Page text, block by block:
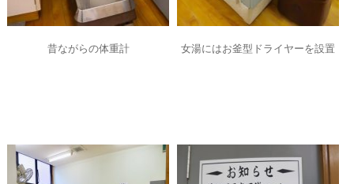
昔ながらの体重計 女湯にはお釜型ドライヤーを設置